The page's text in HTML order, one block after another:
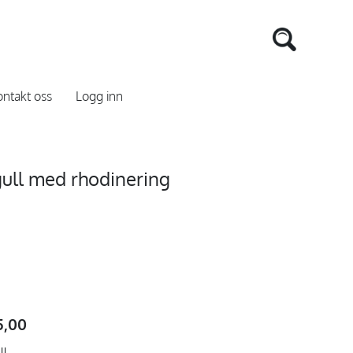
oss Logg inn
med rhodinering